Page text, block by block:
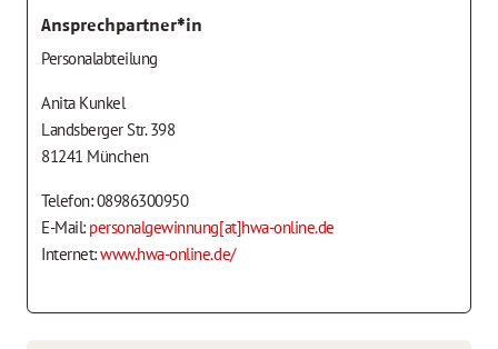
Ansprechpartner*in
Personalabteilung
Anita Kunkel
Landsberger Str. 398
81241 München
Telefon: 08986300950
E-Mail: personalgewinnung[at]hwa-online.de
Internet:www.hwa-online.de/